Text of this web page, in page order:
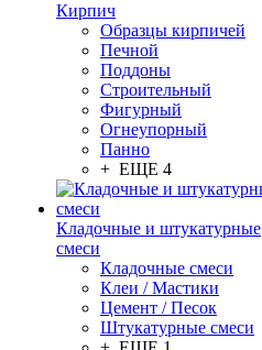
Кирпич
Образцы кирпичей
Печной
Поддоны
Строительный
Фигурный
Огнеупорный
Панно
+ ЕЩЕ 4
Кладочные и штукатурные
смеси
Кладочные смеси
Клеи / Мастики
Цемент / Песок
Штукатурные смеси